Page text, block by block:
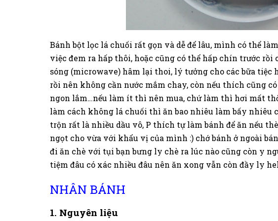
Bánh bột lọc lá chuối rất gọn và dễ để lâu, mình có thể
việc đem ra hấp thôi, hoặc cũng có thể hấp chín trước
sóng (microwave) hâm lại thoi, lý tưởng cho các bữa
rồi nên không cần nước mắm chay, còn nếu thích cũng
ngon lắm…nếu làm ít thì nên mua, chứ làm thì hơi mất
làm cách không lá chuối thì ăn bao nhiêu làm bấy nhiêu
trộn rất là nhiều dầu vô, P thích tự làm bánh để ăn nếu
ngọt cho vừa với khẩu vị của mình :) chớ bánh ở ngoài
đi ăn chè với tụi bạn bưng ly chè ra lúc nào cũng còn y
tiệm đâu có xác nhiều đâu nên ăn xong vẫn còn đầy ly
NHÂN BÁNH
1. Nguyên liệu